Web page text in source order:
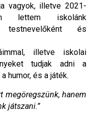
vagyok, illetve 2021-
lettem iskolánk
és
illetve iskolai
tudjak adni a
humor, és a játék.
megöregszünk, hanem
játszani.”